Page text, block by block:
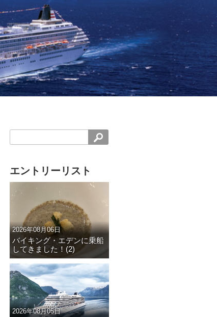
エントリーリスト
2026年08月06日
バイキング・エデンに乗船
してきました！(2)
2026年08月05日